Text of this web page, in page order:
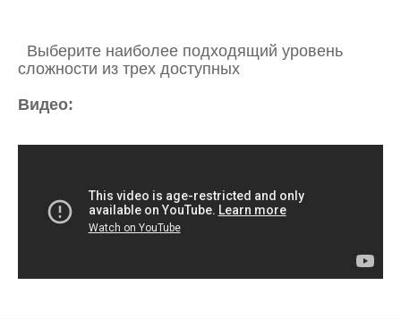
Выберите наиболее подходящий уровень
сложности из трех доступных
Видео: